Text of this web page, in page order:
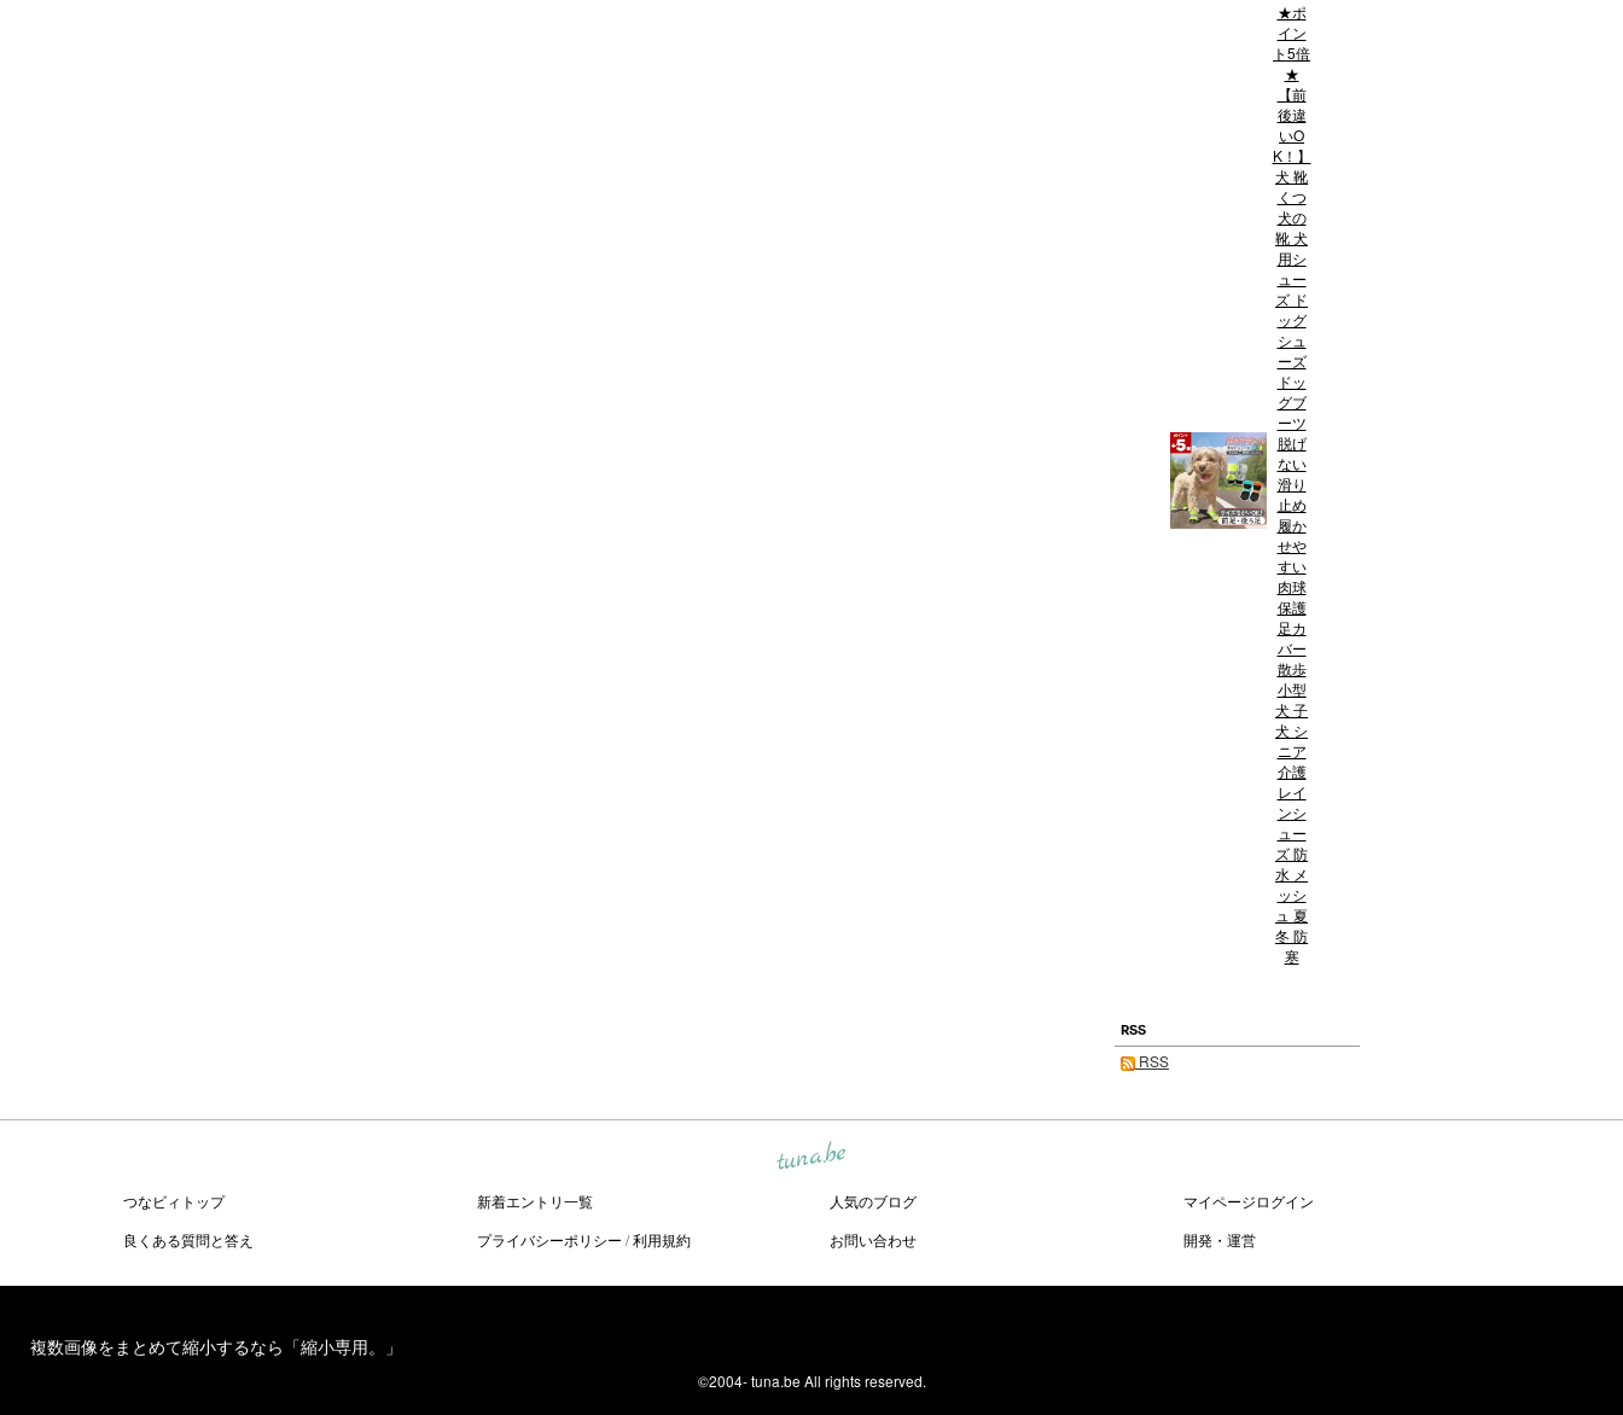
★ポ
イン
ト5倍
★
【前
後違
いO
K！】
犬 靴
くつ
犬の
靴 犬
用シ
ュー
ズ ド
ッグ
シュ
ーズ
ドッ
グブ
ーツ
脱げ
ない
滑り
止め
履か
せや
すい
肉球
保護
足カ
バー
散歩
小型
犬 子
犬 シ
ニア
介護
レイ
ンシ
ュー
ズ 防
水 メ
ッシ
ュ 夏
冬 防
寒
RSS
RSS
tuna.be
つなビィトップ 新着エントリ一覧 人気のブログ
マイページログイン
良くある質問と答え
プライバシーポリシー /利用規約 お問い合わせ 開発・運営
複数画像をまとめて縮小するなら「縮小専用。」
©2004-tuna.be All rights reserved.